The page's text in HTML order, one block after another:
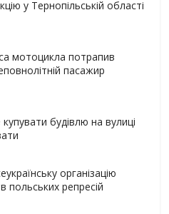
у Тернопільській області
мотоцикла потрапив
пасажир
будівлю на вулиці
організацію
польських репресій